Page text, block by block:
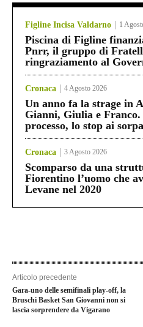
Figline Incisa Valdarno 1
Piscina di Figline
Pnrr, il gruppo di
ringraziamento al
Cronaca 4 Agosto 2026
Un anno fa la strage in
Gianni, Giulia e
processo, lo stop ai
Cronaca 3 Agosto 2026
Scomparso da una
Fiorentino l’uomo che
Levane nel 2020
Articolo precedente
Gara-uno delle semifinali play-off, la
Bruschi Basket San Giovanni non si
lascia sorprendere da Vigarano